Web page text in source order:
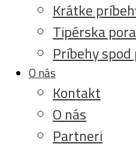
Krátke
Tipérska
Príbehy
O nás
Kontakt
O nás
Partneri